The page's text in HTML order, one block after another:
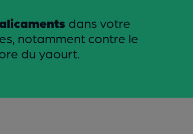
alicaments dans votre
notamment contre le
du yaourt.